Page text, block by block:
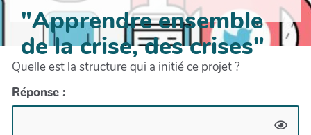
"Apprendre ensemble
de la crise, des crises"
Quelle est la structure qui a initié ce projet ?
Réponse :